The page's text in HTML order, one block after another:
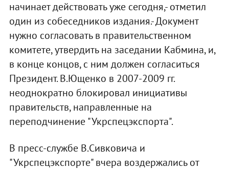
начинает действовать уже сегодня,- отметил
один из собеседников издания.- Документ
нужно согласовать в правительственном
комитете, утвердить на заседании Кабмина, и,
в конце концов, с ним должен согласиться
Президент. В.Ющенко в 2007-2009 гг.
неоднократно блокировал инициативы
правительств, направленные на
переподчинение "Укрспецэкспорта".
В пресс-службе В.Сивковича и
"Укрспецэкспорте" вчера воздержались от